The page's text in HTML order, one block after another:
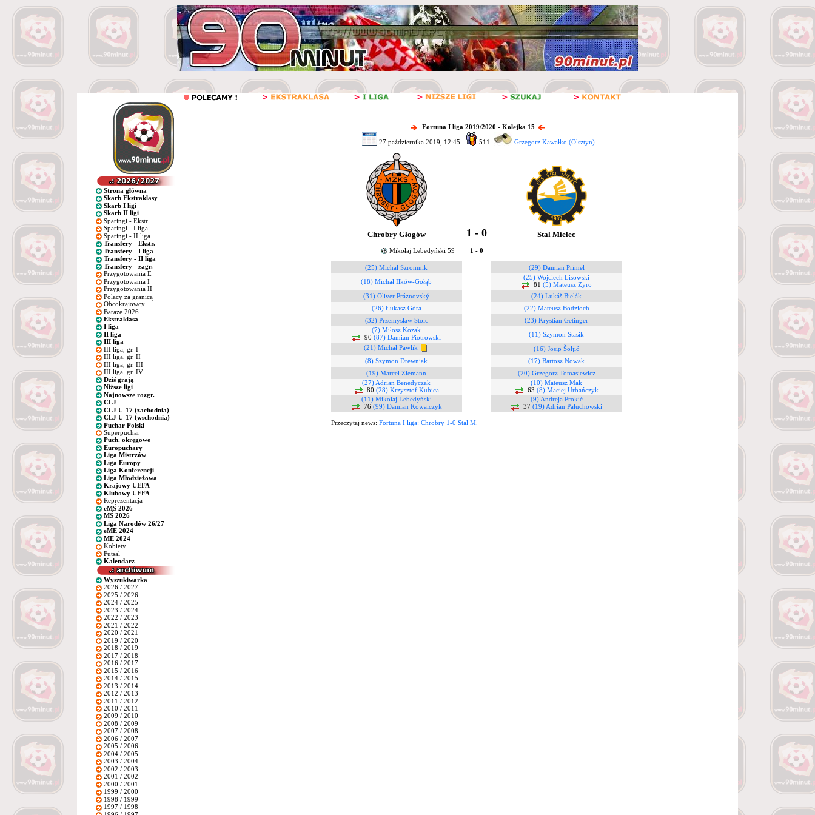
Strona główna
Skarb Ekstraklasy
Skarb I ligi
Skarb II ligi
Sparingi - Ekstr.
Sparingi - I liga
Sparingi - II liga
Transfery - Ekstr.
Transfery - I liga
Transfery - II liga
Transfery - zagr.
Przygotowania E
Przygotowania I
Przygotowania II
Polacy za granicą
Obcokrajowcy
Baraże 2026
Ekstraklasa
I liga
II liga
III liga
III liga, gr. I
III liga, gr. II
III liga, gr. III
III liga, gr. IV
Dziś grają
Niższe ligi
Najnowsze rozgr.
CLJ
CLJ U-17 (zachodnia)
CLJ U-17 (wschodnia)
Puchar Polski
Superpuchar
Puch. okręgowe
Europuchary
Liga Mistrzów
Liga Europy
Liga Konferencji
Liga Młodzieżowa
Krajowy UEFA
Klubowy UEFA
Reprezentacja
eMŚ 2026
MŚ 2026
Liga Narodów 26/27
eME 2024
ME 2024
Kobiety
Futsal
Kalendarz
Wyszukiwarka
2026 / 2027
2025 / 2026
2024 / 2025
2023 / 2024
2022 / 2023
2021 / 2022
2020 / 2021
2019 / 2020
2018 / 2019
2017 / 2018
2016 / 2017
2015 / 2016
2014 / 2015
2013 / 2014
2012 / 2013
2011 / 2012
2010 / 2011
2009 / 2010
2008 / 2009
2007 / 2008
2006 / 2007
2005 / 2006
2004 / 2005
2003 / 2004
2002 / 2003
2001 / 2002
2000 / 2001
1999 / 2000
1998 / 1999
1997 / 1998
Fortuna I liga 2019/2020 - Kolejka 15
27 października 2019, 12:45 511 Grzegorz Kawałko (Olsztyn)
Chrobry Głogów 1 - 0 Stal Mielec
Mikołaj Lebedyński 59 1 - 0
(25) Michał Szromnik
(29) Damian Primel
(18) Michał Ilków-Gołąb
(25) Wojciech Lisowski
81 (5) Mateusz Żyro
(31) Oliver Práznovský
(24) Lukáš Bielák
(26) Łukasz Góra
(22) Mateusz Bodzioch
(32) Przemysław Stolc
(23) Krystian Getinger
(7) Miłosz Kozak
90 (87) Damian Piotrowski
(11) Szymon Stasik
(21) Michał Pawlik
(16) Josip Šoljić
(8) Szymon Drewniak
(17) Bartosz Nowak
(19) Marcel Ziemann
(20) Grzegorz Tomasiewicz
(27) Adrian Benedyczak
80 (28) Krzysztof Kubica
(10) Mateusz Mak
63 (8) Maciej Urbańczyk
(11) Mikołaj Lebedyński
76 (99) Damian Kowalczyk
(9) Andreja Prokić
37 (19) Adrian Paluchowski
Przeczytaj news: Fortuna I liga: Chrobry 1-0 Stal M.